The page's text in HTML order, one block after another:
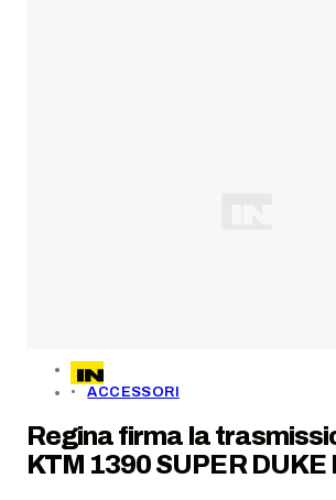
ACCESSORI
Regina firma la
KTM 1390 SUPER DUKE